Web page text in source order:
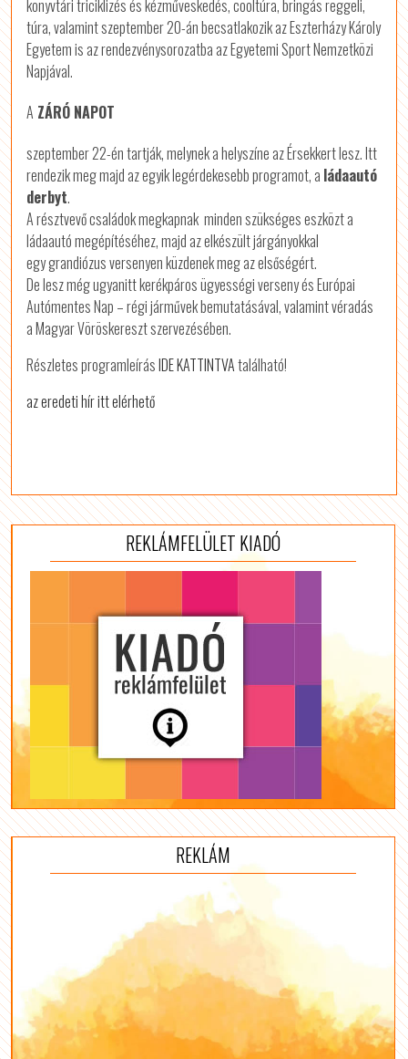
könyvtári triciklizés és kézműveskedés, cooltúra, bringás reggeli,
túra, valamint szeptember 20-án becsatlakozik az Eszterházy Károly
Egyetem is az rendezvénysorozatba az Egyetemi Sport Nemzetközi
Napjával.
A ZÁRÓ NAPOT
szeptember 22-én tartják, melynek a helyszíne az Érsekkert lesz. Itt
rendezik meg majd az egyik legérdekesebb programot, a ládaautó
derbyt.
A résztvevő családok megkapnak minden szükséges eszközt a
ládaautó megépítéséhez, majd az elkészült járgányokkal
egy grandiózus versenyen küzdenek meg az elsőségért.
De lesz még ugyanitt kerékpáros ügyességi verseny és Európai
Autómentes Nap – régi járművek bemutatásával, valamint véradás
a Magyar Vöröskereszt szervezésében.
Részletes programleírásIDE KATTINTVAtalálható!
az eredeti hír itt elérhető
REKLÁMFELÜLET KIADÓ
REKLÁM